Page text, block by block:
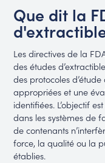
Que dit la
Les directives de la
des études
des protocoles
appropriées et une
identifiées. L’objectif
dans les systèmes de
de contenants
force, la qualité ou la
établies.